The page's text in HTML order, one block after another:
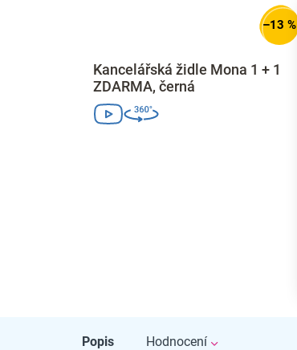
–13 %
Kancelářská židle Mona 1 + 1
ZDARMA, černá
Popis Hodnocení